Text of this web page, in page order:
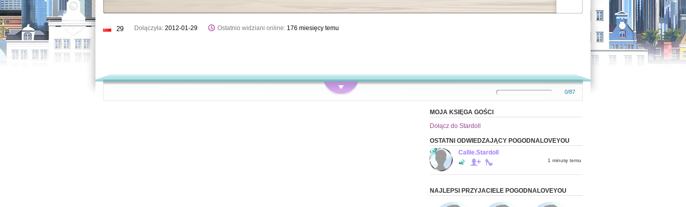
29 Dołączyła: 2012-01-29 Ostatnio widziani online: 176 miesięcy temu
0/87
MOJA KSIĘGA GOŚCI
Dołącz do Stardoll
OSTATNI ODWIEDZAJĄCY POGODNALOVEYOU
Callie.Stardoll
1 minutę temu
NAJLEPSI PRZYJACIELE POGODNALOVEYOU